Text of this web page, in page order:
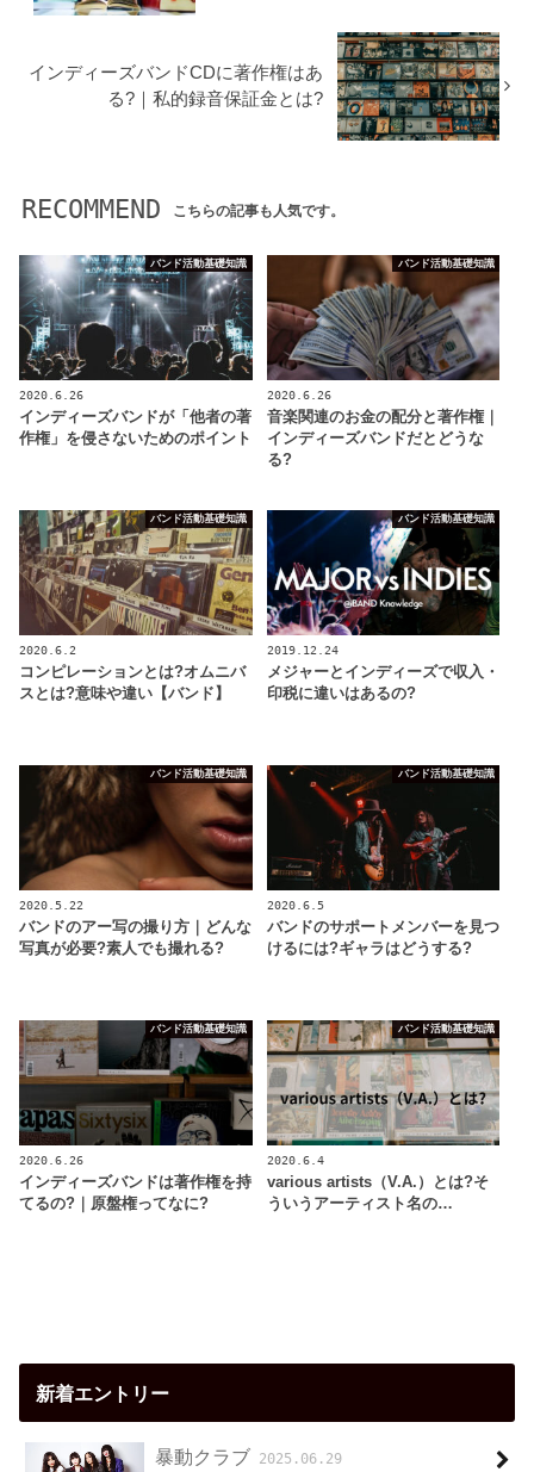
インディーズバンドCDに著作権はあ
る?｜私的録音保証金とは?
RECOMMEND こちらの記事も人気です。
バンド活動基礎知識
2020.6.26
インディーズバンドが「他者の著
作権」を侵さないためのポイント
バンド活動基礎知識
2020.6.26
音楽関連のお金の配分と著作権｜
インディーズバンドだとどうな
る?
バンド活動基礎知識
2020.6.2
コンピレーションとは?オムニバ
スとは?意味や違い【バンド】
バンド活動基礎知識
2019.12.24
メジャーとインディーズで収入・
印税に違いはあるの?
バンド活動基礎知識
2020.5.22
バンドのアー写の撮り方｜どんな
写真が必要?素人でも撮れる?
バンド活動基礎知識
2020.6.5
バンドのサポートメンバーを見つ
けるには?ギャラはどうする?
バンド活動基礎知識
2020.6.26
インディーズバンドは著作権を持
てるの?｜原盤権ってなに?
バンド活動基礎知識
2020.6.4
various artists（V.A.）とは?そ
ういうアーティスト名の…
新着エントリー
暴動クラブ 2025.06.29